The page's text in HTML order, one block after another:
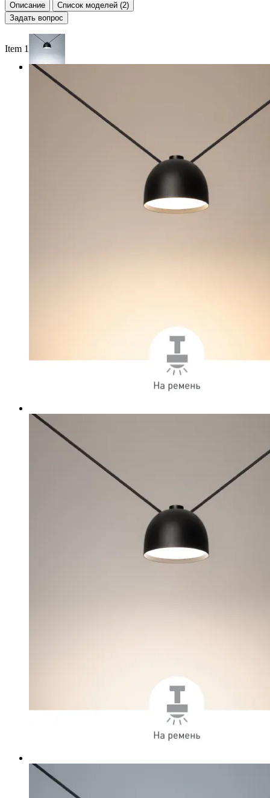
Описание
Список моделей (2)
Задать вопрос
Item 1 of 3